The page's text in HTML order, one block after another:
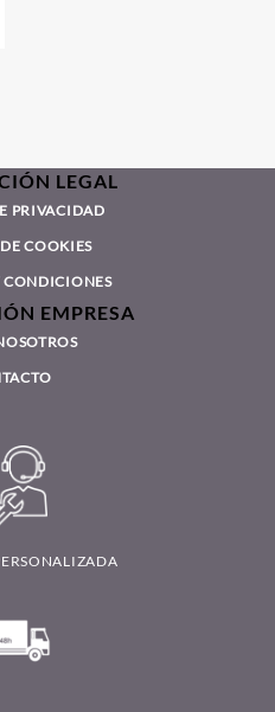
LEGAL
PRIVACIDAD
COOKIES
CONDICIONES
EMPRESA